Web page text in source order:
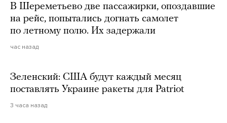
В Шереметьево две пассажирки, опоздавшие
на рейс, попытались догнать самолет
по летному полю. Их задержали
час назад
Зеленский: США будут каждый месяц
поставлять Украине ракеты для Patriot
3 часа назад